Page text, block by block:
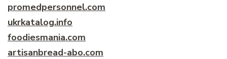
promedpersonnel.com
ukrkatalog.info
foodiesmania.com
artisanbread-abo.com